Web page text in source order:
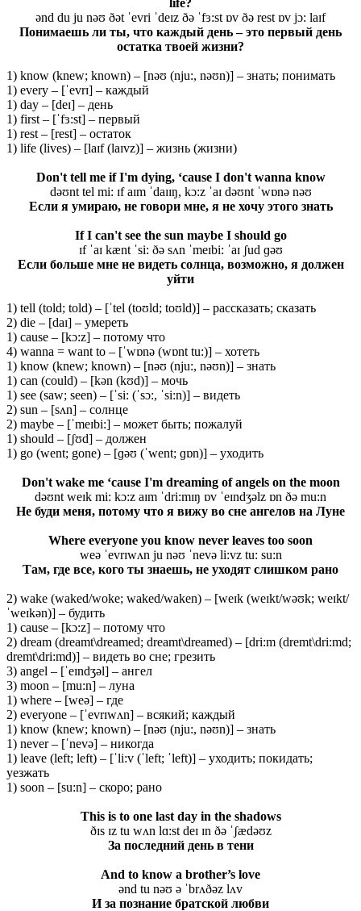
ənd du ju nəʊ ðət ˈevri ˈdeɪz ðə ˈfɜ:st ɒv ðə rest ɒv jɔ: laɪf
Понимаешь ли ты, что каждый день – это первый день
остатка твоей жизни?
1) know (knew; known) – [nəʊ (nju:, nəʊn)] – знать; понимать
1) every – [ˈevrɪ] – каждый
1) day – [deɪ] – день
1) first – [ˈfɜ:st] – первый
1) rest – [rest] – остаток
1) life (lives) – [laɪf (laɪvz)] – жизнь (жизни)
Don't tell me if I'm dying, ‘cause I don't wanna know
dəʊnt tel mi: ɪf aɪm ˈdaɪɪŋ, kɔ:z ˈaɪ dəʊnt ˈwɒnə nəʊ
Если я умираю, не говори мне, я не хочу этого знать
If I can't see the sun maybe I should go
ɪf ˈaɪ kænt ˈsi: ðə sʌn ˈmeɪbi: ˈaɪ ʃud ɡəʊ
Если больше мне не видеть солнца, возможно, я должен
уйти
1) tell (told; told) – [ˈtel (toʊld; toʊld)] – рассказать; сказать
2) die – [daɪ] – умереть
1) cause – [kɔ:z] – потому что
4) wanna = want to – [ˈwɒnə (wɒnt tu:)] – хотеть
1) know (knew; known) – [nəʊ (nju:, nəʊn)] – знать
1) can (could) – [kən (kʊd)] – мочь
1) see (saw; seen) – [ˈsi: (ˈsɔ:, ˈsi:n)] – видеть
2) sun – [sʌn] – солнце
2) maybe – [ˈmeɪbi:] – может быть; пожалуй
1) should – [ʃʊd] – должен
1) go (went; gone) – [ɡəʊ (ˈwent; ɡɒn)] – уходить
Don't wake me ‘cause I'm dreaming of angels on the moon
dəʊnt weɪk mi: kɔ:z aɪm ˈdri:mɪŋ ɒv ˈeɪndʒəlz ɒn ðə mu:n
Не буди меня, потому что я вижу во сне ангелов на Луне
Where everyone you know never leaves too soon
weə ˈevrɪwʌn ju nəʊ ˈnevə li:vz tu: su:n
Там, где все, кого ты знаешь, не уходят слишком рано
2) wake (waked/woke; waked/waken) – [weɪk (weɪkt/wəʊk; weɪkt/
ˈweɪkən)] – будить
1) cause – [kɔ:z] – потому что
2) dream (dreamt\dreamed; dreamt\dreamed) – [dri:m (dremt\dri:md;
dremt\dri:md)] – видеть во сне; грезить
3) angel – [ˈeɪndʒəl] – ангел
3) moon – [mu:n] – луна
1) where – [weə] – где
2) everyone – [ˈevrɪwʌn] – всякий; каждый
1) know (knew; known) – [nəʊ (nju:, nəʊn)] – знать
1) never – [ˈnevə] – никогда
1) leave (left; left) – [ˈli:v (ˈleft; ˈleft)] – уходить; покидать;
уезжать
1) soon – [su:n] – скоро; рано
This is to one last day in the shadows
ðɪs ɪz tu wʌn lɑ:st deɪ ɪn ðə ˈʃædəʊz
За последний день в тени
And to know a brother’s love
ənd tu nəʊ ə ˈbrʌðəz lʌv
И за познание братской любви